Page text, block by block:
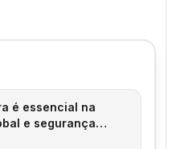
é essencial na
e segurança